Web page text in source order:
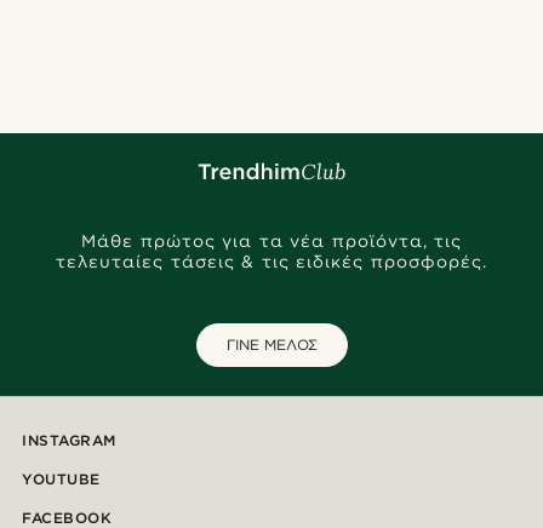
Μάθε πρώτος για τα νέα προϊόντα, τις
τελευταίες τάσεις & τις ειδικές προσφορές.
ΓΙΝΕ ΜΕΛΟΣ
INSTAGRAM
YOUTUBE
FACEBOOK